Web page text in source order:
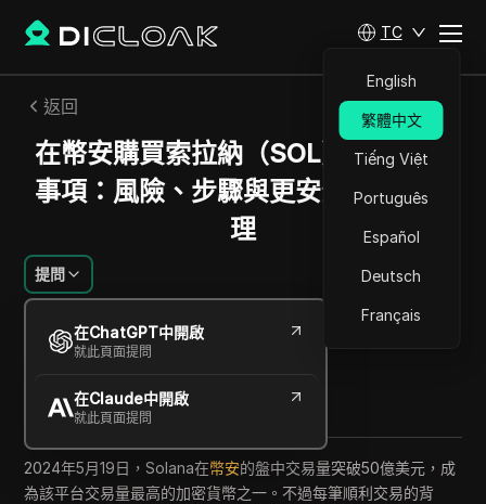
TC
English
繁體中文
Tiếng Việt
Português
Español
Deutsch
Français
返回
在幣安購買索拉納（SOL）前需確認
事項：風險、步驟與更安全的帳戶管
理
提問
在ChatGPT中開啟
就此頁面提問
在Claude中開啟
就此頁面提問
Emily Grace Johnson
2026年6月 12 分鐘 閱讀
Copy Link
2024年5月19日，Solana在幣安的盤中交易量突破50億美元，成
為該平台交易量最高的加密貨幣之一。不過每筆順利交易的背